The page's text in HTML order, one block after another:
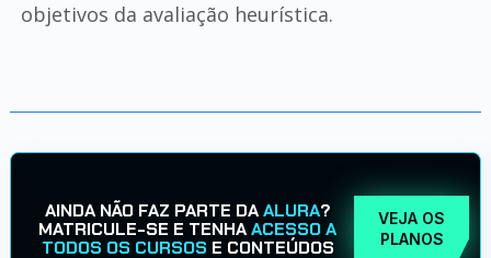
objetivos da avaliação heurística.
AINDA NÃO FAZ PARTE DAALURA?
MATRICULE-SE E TENHAACESSO A
TODOS OS CURSOS E CONTEÚDOS
VEJA OS
PLANOS